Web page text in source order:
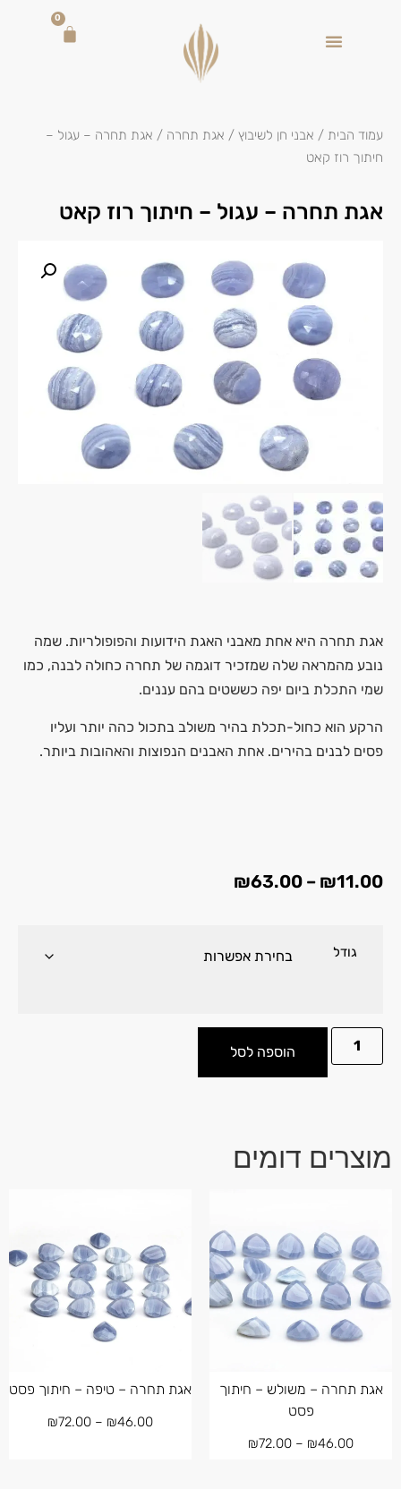
0
עמוד הבית / אבני חן לשיבוץ / אגת תחרה / אגת תחרה – עגול –
חיתוך רוז קאט
אגת תחרה – עגול – חיתוך רוז קאט
אגת תחרה היא אחת מאבני האגת הידועות והפופולריות. שמה
נובע מהמראה שלה שמזכיר דוגמה של תחרה כחולה לבנה, כמו
שמי התכלת ביום יפה כששטים בהם עננים.
הרקע הוא כחול-תכלת בהיר משולב בתכול כהה יותר ועליו
פסים לבנים בהירים. אחת האבנים הנפוצות והאהובות ביותר.
₪11.00
–
₪63.00
גודל
הוספה לסל
מוצרים דומים
אגת תחרה – משולש – חיתוך
פסט
₪46.00
–
₪72.00
אגת תחרה – טיפה – חיתוך פסט
₪46.00
–
₪72.00